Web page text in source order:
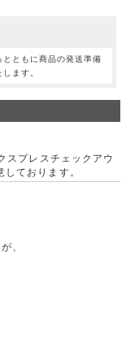
ともに商品の発送準備
ます。
スプレスチェックアウ
ております。
、